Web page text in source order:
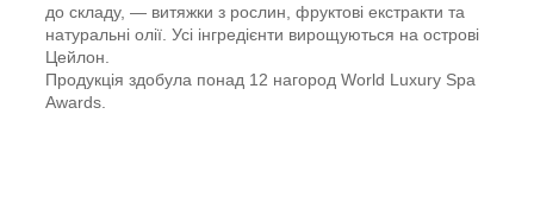
до складу, — витяжки з рослин, фруктові екстракти та
натуральні олії. Усі інгредієнти вирощуються на острові
Цейлон.
Продукція здобула понад 12 нагород World Luxury Spa
Awards.